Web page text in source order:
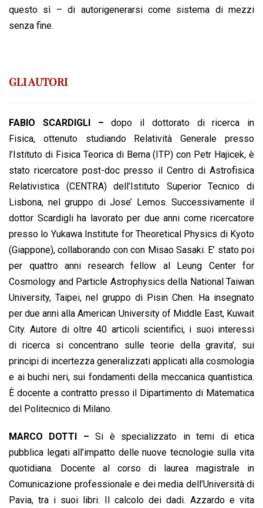
questo sì – di autorigenerarsi come sistema di mezzi
senza fine.
GLI AUTORI
FABIO SCARDIGLI – dopo il dottorato di ricerca in
Fisica, ottenuto studiando Relatività Generale presso
l’Istituto di Fisica Teorica di Berna (ITP) con Petr Hajicek, è
stato ricercatore post-doc presso il Centro di Astrofisica
Relativistica (CENTRA) dell’Istituto Superior Tecnico di
Lisbona, nel gruppo di Jose’ Lemos. Successivamente il
dottor Scardigli ha lavorato per due anni come ricercatore
presso lo Yukawa Institute for Theoretical Physics di Kyoto
(Giappone), collaborando con con Misao Sasaki. E’ stato poi
per quattro anni research fellow al Leung Center for
Cosmology and Particle Astrophysics della National Taiwan
University, Taipei, nel gruppo di Pisin Chen. Ha insegnato
per due anni alla American University of Middle East, Kuwait
City. Autore di oltre 40 articoli scientifici, i suoi interessi
di ricerca si concentrano sulle teorie della gravita’, sui
principi di incertezza generalizzati applicati alla cosmologia
e ai buchi neri, sui fondamenti della meccanica quantistica.
È docente a contratto presso il Dipartimento di Matematica
del Politecnico di Milano.
MARCO DOTTI – Si è specializzato in temi di etica
pubblica legati all’impatto delle nuove tecnologie sulla vita
quotidiana. Docente al corso di laurea magistrale in
Comunicazione professionale e dei media dell’Università di
Pavia, tra i suoi libri: Il calcolo dei dadi. Azzardo e vita